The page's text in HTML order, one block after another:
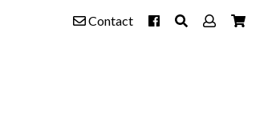
Contact